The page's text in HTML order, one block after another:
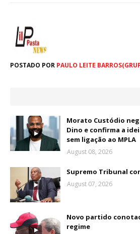
POSTADO POR PAULO LEITE
Morato Custódio
Dino e confirma a
sem ligação ao MPLA
August 08, 2026
Supremo Tribunal
August 07, 2026
Novo partido
regime